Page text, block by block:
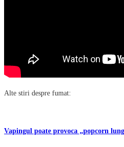
Alte stiri despre fumat:
Vapingul poate provoca „popcorn